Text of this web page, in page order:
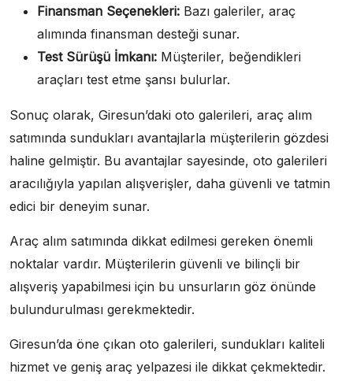
Finansman Seçenekleri: Bazı galeriler, araç
alımında finansman desteği sunar.
Test Sürüşü İmkanı: Müşteriler, beğendikleri
araçları test etme şansı bulurlar.
Sonuç olarak, Giresun’daki oto galerileri, araç alım
satımında sundukları avantajlarla müşterilerin gözdesi
haline gelmiştir. Bu avantajlar sayesinde, oto galerileri
aracılığıyla yapılan alışverişler, daha güvenli ve tatmin
edici bir deneyim sunar.
Araç alım satımında dikkat edilmesi gereken önemli
noktalar vardır. Müşterilerin güvenli ve bilinçli bir
alışveriş yapabilmesi için bu unsurların göz önünde
bulundurulması gerekmektedir.
Giresun’da öne çıkan oto galerileri, sundukları kaliteli
hizmet ve geniş araç yelpazesi ile dikkat çekmektedir.